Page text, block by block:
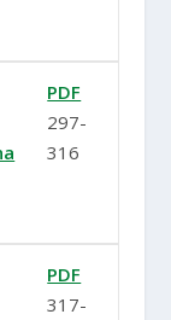
PDF
297-
316
PDF
317-